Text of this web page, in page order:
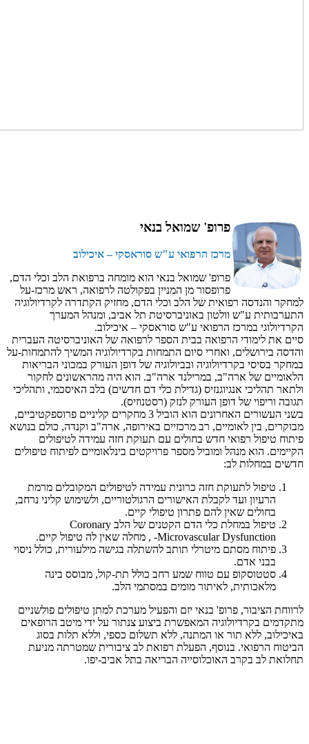
פרופ' שמואל בנאי
מרכז הרפואי ע"ש סוראסקי – איכילוב
פרופ' שמואל בנאי הוא מומחה ברפואת הלב וכלי הדם,
פרופסור מן המניין בפקולטה לרפואה, ראש מרכז-על
למחקר והנדסה רפואית של הלב וכלי הדם, מחזיק הקתדרה לקרדיולוגיה
התערבותית ע"ש וולטון באוניברסיטת תל אביב, ומנהל המערך
הקרדיולוגי במרכז הרפואי ע"ש סוראסקי – איכילוב.
סיים את לימודי הרפואה בבית הספר לרפואה של האוניברסיטה העברית
והדסה בירושלים, ואחרי סיום התמחות בקרדיולוגיה המשיך להתמחות-על
במחקר בסיסי בקרדיולוגיה ובביולוגיה של דופן העורק במכוני הבריאות
הלאומיים של ארה"ב, במרילנד ארה"ב. הוא היה מהראשונים לחקור
ולתאר תהליכי אנגיוגנזיס (גדילת כלי דם חדשים) בלב האיסכמי, ותהליכי
תגובה וריפוי של דופן העורק לנזק (רסטנוזיס).
בשני העשורים האחרונים הוא הוביל 3 מחקרים קליניים פרוספקטיביים,
מבוקרים, בין לאומיים, רב מרכזיים באירופה, ארה"ב וקנדה, כולם בנושא
פיתוח טיפול רפואי חדש בחולים עם תעוקת חזה עמידה לטיפולים
הקיימים. הוא מנהל ומוביל מספר פרויקטים בינלאומיים לפיתוח טיפולים
חדשים במחלות לב:
טיפול לתעוקת חזה כרונית עמידה לטיפולים המקובלים מרמת
הרעיון ועד לקבלת האישורים הרגולטוריים, ולשימוש קליני נרחב,
בחולים שאין להם פתרון טיפולי קיים.
טיפול במחלת כלי הדם הקטנים של הלב Coronary
Microvascular Dysfunction- , מחלה שאין לה טיפול קיים.
פיתוח מסתם מיטרלי תותב להשתלה בגישה מילעורית, כולל ניסוי
בבני אדם.
סטטוסקופ עם טווח שמע רחב כולל תת-קול, מבוסס בינה
מלאכותית, לאיתור מומים במסתמי הלב.
לרווחת הציבור, פרופ' בנאי יזם והפעיל מערכת למתן טיפולים פולשניים
מתקדמים בקרדיולוגיה המאפשרת ביצוע צנתור על ידי מיטב הרופאים
באיכילוב, ללא תור או המתנה, ללא תשלום כספי, וללא תלות בסוג
הביטוח הרפואי. בנוסף, הפעלת רפואת לב ציבורית שמטרתה מניעת
תחלואת לב בקרב האוכלוסייה הבריאה בתל אביב-יפו.